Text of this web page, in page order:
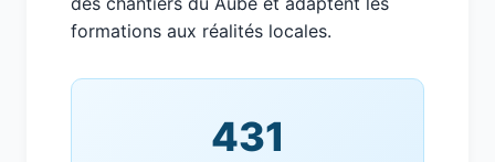
formations aux réalités locales.
431